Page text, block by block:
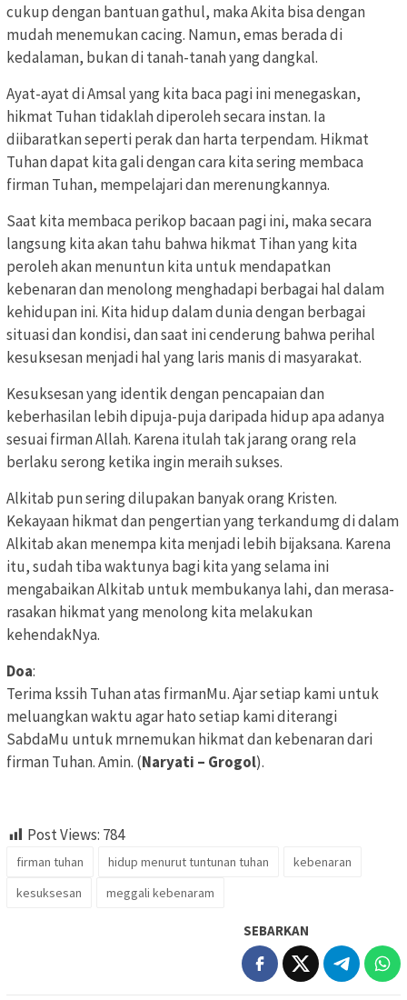
cukup dengan bantuan gathul, maka Akita bisa dengan
mudah menemukan cacing. Namun, emas berada di
kedalaman, bukan di tanah-tanah yang dangkal.
Ayat-ayat di Amsal yang kita baca pagi ini menegaskan,
hikmat Tuhan tidaklah diperoleh secara instan. Ia
diibaratkan seperti perak dan harta terpendam. Hikmat
Tuhan dapat kita gali dengan cara kita sering membaca
firman Tuhan, mempelajari dan merenungkannya.
Saat kita membaca perikop bacaan pagi ini, maka secara
langsung kita akan tahu bahwa hikmat Tihan yang kita
peroleh akan menuntun kita untuk mendapatkan
kebenaran dan menolong menghadapi berbagai hal dalam
kehidupan ini. Kita hidup dalam dunia dengan berbagai
situasi dan kondisi, dan saat ini cenderung bahwa perihal
kesuksesan menjadi hal yang laris manis di masyarakat.
Kesuksesan yang identik dengan pencapaian dan
keberhasilan lebih dipuja-puja daripada hidup apa adanya
sesuai firman Allah. Karena itulah tak jarang orang rela
berlaku serong ketika ingin meraih sukses.
Alkitab pun sering dilupakan banyak orang Kristen.
Kekayaan hikmat dan pengertian yang terkandumg di dalam
Alkitab akan menempa kita menjadi lebih bijaksana. Karena
itu, sudah tiba waktunya bagi kita yang selama ini
mengabaikan Alkitab untuk membukanya lahi, dan merasa-
rasakan hikmat yang menolong kita melakukan
kehendakNya.
Doa:
Terima kssih Tuhan atas firmanMu. Ajar setiap kami untuk
meluangkan waktu agar hato setiap kami diterangi
SabdaMu untuk mrnemukan hikmat dan kebenaran dari
firman Tuhan. Amin. (Naryati – Grogol).
Post Views: 784
firman tuhan hidup menurut tuntunan tuhan
kebenaran
kesuksesan
meggali kebenaram
SEBARKAN